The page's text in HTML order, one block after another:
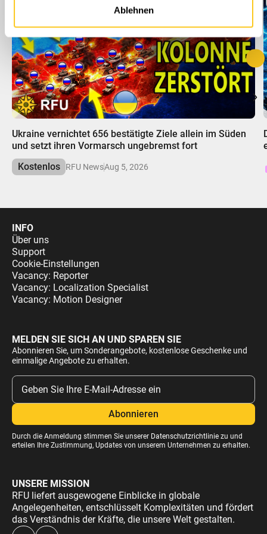
haben oder die sie im Rahmen Ihrer Nutzung der Dienste
Ablehnen
Ukraine vernichtet 656 bestätigte Ziele allein im Süden
und setzt ihren Vormarsch ungebremst fort
Kostenlos
RFU NewsAug 5, 2026
INFO
Über uns
Support
Cookie-Einstellungen
Vacancy: Reporter
Vacancy: Localization Specialist
Vacancy: Motion Designer
MELDEN SIE SICH AN UND SPAREN SIE
Abonnieren Sie, um Sonderangebote, kostenlose Geschenke und
einmalige Angebote zu erhalten.
Durch die Anmeldung stimmen Sie unserer Datenschutzrichtliniezu und
erteilen Ihre Zustimmung, Updates von unserem Unternehmen zu erhalten.
UNSERE MISSION
RFU liefert ausgewogene Einblicke in globale
Angelegenheiten, entschlüsselt Komplexitäten und fördert
das Verständnis der Kräfte, die unsere Welt gestalten.